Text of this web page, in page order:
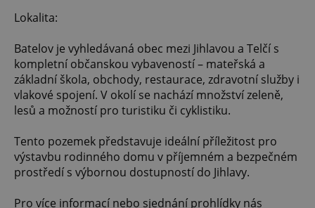
Lokalita:
Batelov je vyhledávaná obec mezi Jihlavou a Telčí s
kompletní občanskou vybaveností – mateřská a
základní škola, obchody, restaurace, zdravotní služby i
vlakové spojení. V okolí se nachází množství zeleně,
lesů a možností pro turistiku či cyklistiku.
Tento pozemek představuje ideální příležitost pro
výstavbu rodinného domu v příjemném a bezpečném
prostředí s výbornou dostupností do Jihlavy.
Pro více informací nebo sjednání prohlídky nás